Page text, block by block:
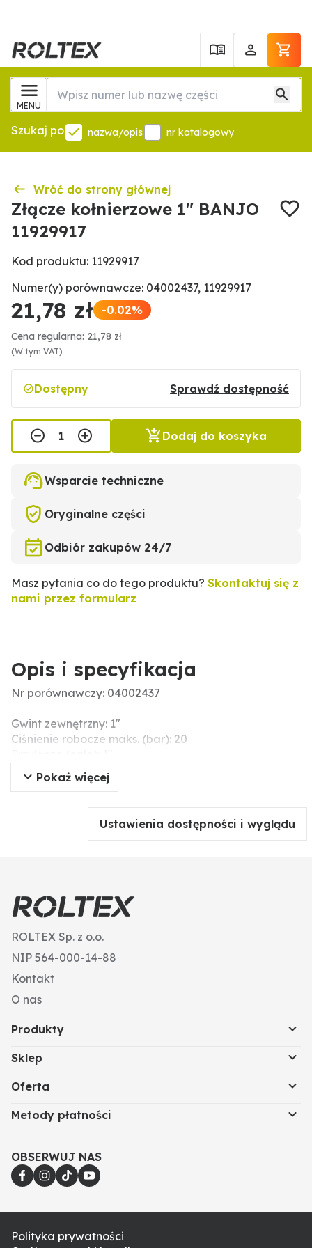
MENU
Szukaj po nazwa/opis nr katalogowy
Wróć do strony głównej
Złącze kołnierzowe 1″ BANJO
11929917
Kod produktu: 11929917
Numer(y) porównawcze: 04002437, 11929917
21,78 zł -0.02%
Cena regularna: 21,78 zł
(W tym VAT)
Dostępny Sprawdź dostępność
Dodaj do koszyka
Wsparcie techniczne
Oryginalne części
Odbiór zakupów 24/7
Masz pytania co do tego produktu? Skontaktuj się z
nami przez formularz
Opis i specyfikacja
Nr porównawczy: 04002437
Gwint zewnętrzny: 1"
Ciśnienie robocze maks. (bar): 20
Materiał: tworzywo sztuczne
Pokaż więcej
Ustawienia dostępności i wyglądu
ROLTEX Sp. z o.o.
NIP 564-000-14-88
Kontakt
O nas
Produkty
Sklep
Oferta
Metody płatności
OBSERWUJ NAS
Polityka prywatności